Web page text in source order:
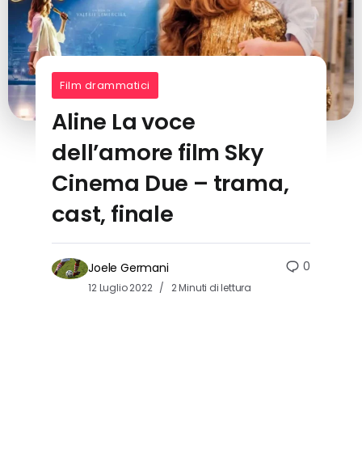
Film drammatici
Aline La voce
dell’amore film Sky
Cinema Due – trama,
cast, finale
Joele Germani
12 Luglio 2022 2 Minuti di lettura
0